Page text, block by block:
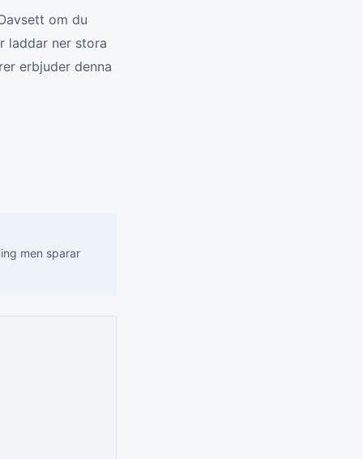
om du
laddar ner stora
erbjuder denna
men sparar